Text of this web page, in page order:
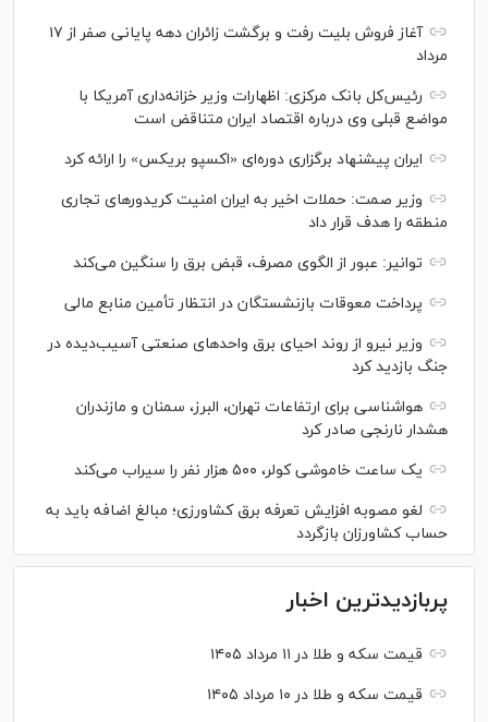
آغاز فروش بلیت رفت و برگشت زائران دهه پایانی صفر از ۱۷
مرداد
رئیس‌کل بانک مرکزی: اظهارات وزیر خزانه‌داری آمریکا با
مواضع قبلی وی درباره اقتصاد ایران متناقض است
ایران پیشنهاد برگزاری دوره‌ای «اکسپو بریکس» را ارائه کرد
وزیر صمت: حملات اخیر به ایران امنیت کریدورهای تجاری
منطقه را هدف قرار داد
توانیر: عبور از الگوی مصرف، قبض برق را سنگین می‌کند
پرداخت معوقات بازنشستگان در انتظار تأمین منابع مالی
وزیر نیرو از روند احیای برق واحدهای صنعتی آسیب‌دیده در
جنگ بازدید کرد
هواشناسی برای ارتفاعات تهران، البرز، سمنان و مازندران
هشدار نارنجی صادر کرد
یک ساعت خاموشی کولر، ۵۰۰ هزار نفر را سیراب می‌کند
لغو مصوبه افزایش تعرفه برق کشاورزی؛ مبالغ اضافه باید به
حساب کشاورزان بازگردد
پربازدیدترین اخبار
قیمت سکه و طلا در ۱۱ مرداد ۱۴۰۵
قیمت سکه و طلا در ۱۰ مرداد ۱۴۰۵